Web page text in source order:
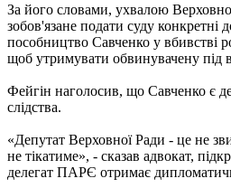
За його словами, ухвалою
зобов'язане подати суду конкретні
пособництво Савченко у вбивстві
щоб утримувати обвинувачену під
Фейгін наголосив, що Савченко є
слідства.
«Депутат Верховної Ради - це не
не тікатиме», - сказав адвокат,
делегат ПАРЄ отримає